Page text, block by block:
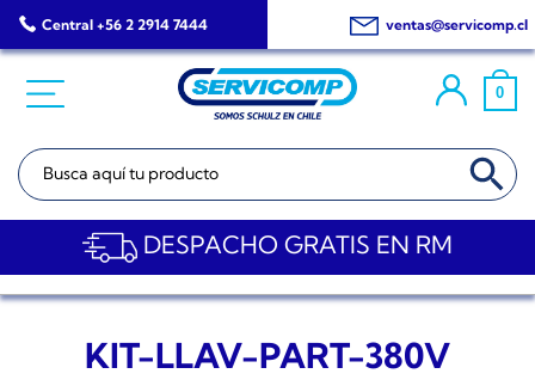
Saltar
al
Central +56 2 2914 7444 ventas@servicomp.cl
0
Buscar: BOTÓN DE
DESPACHO GRATIS EN RM
KIT-LLAV-PART-380V